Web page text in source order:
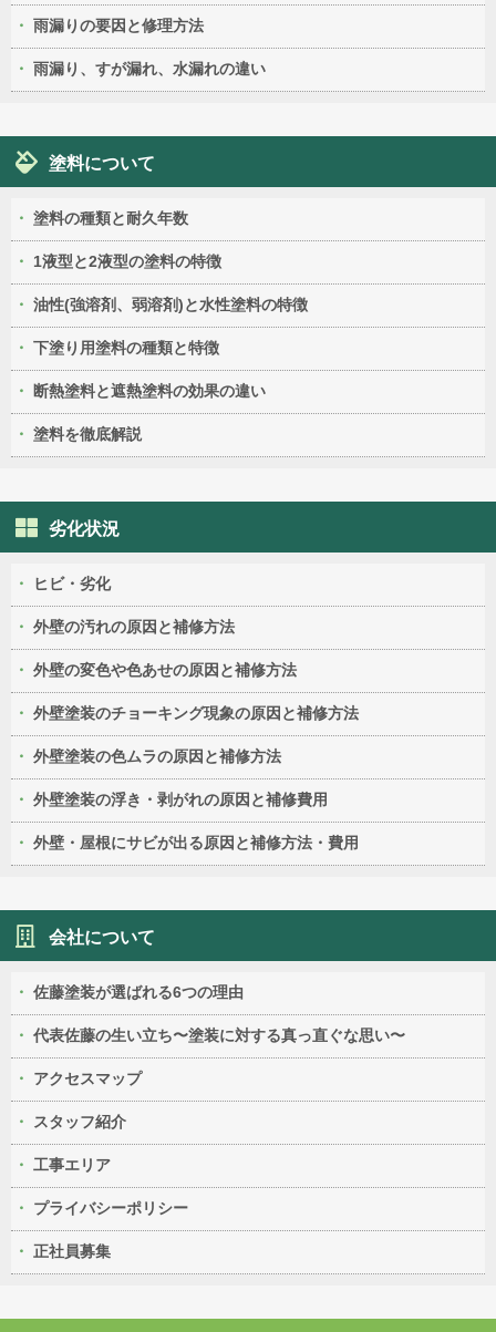
雨漏りの要因と修理方法
雨漏り、すが漏れ、水漏れの違い
塗料について
塗料の種類と耐久年数
1液型と2液型の塗料の特徴
油性(強溶剤、弱溶剤)と水性塗料の特徴
下塗り用塗料の種類と特徴
断熱塗料と遮熱塗料の効果の違い
塗料を徹底解説
劣化状況
ヒビ・劣化
外壁の汚れの原因と補修方法
外壁の変色や色あせの原因と補修方法
外壁塗装のチョーキング現象の原因と補修方法
外壁塗装の色ムラの原因と補修方法
外壁塗装の浮き・剥がれの原因と補修費用
外壁・屋根にサビが出る原因と補修方法・費用
会社について
佐藤塗装が選ばれる6つの理由
代表佐藤の生い立ち〜塗装に対する真っ直ぐな思い〜
アクセスマップ
スタッフ紹介
工事エリア
プライバシーポリシー
正社員募集